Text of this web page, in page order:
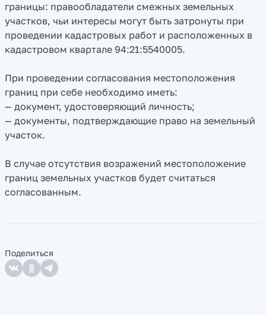
границы: правообладатели смежных земельных
участков, чьи интересы могут быть затронуты при
проведении кадастровых работ и расположенных в
кадастровом квартале 94:21:5540005.
При проведении согласования местоположения
границ при себе необходимо иметь:
— документ, удостоверяющий личность;
— документы, подтверждающие право на земельный
участок.
В случае отсутствия возражений местоположение
границ земельных участков будет считаться
согласованным.
Поделиться